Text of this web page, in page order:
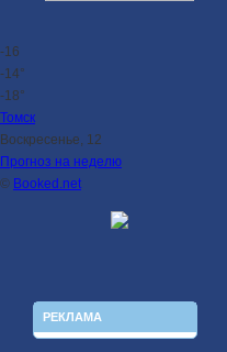
-16
-14°
-18°
Томск
Воскресенье, 12
Прогноз на неделю
© Booked.net
РЕКЛАМА